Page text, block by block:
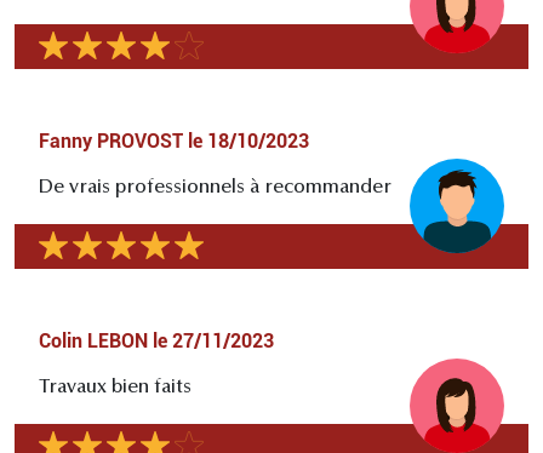
Fanny PROVOST le 18/10/2023
De vrais professionnels à recommander
Colin LEBON le 27/11/2023
Travaux bien faits